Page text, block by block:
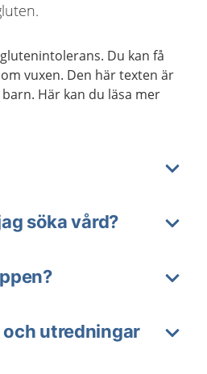
Du kan få
vuxen. Den här texten är
Här kan du läsa mer
söka vård?
utredningar